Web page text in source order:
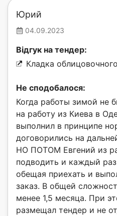
Юрий
04.09.2023
Відгук на тендер:
Кладка
Не сподобалося:
Когда работы зимой не
на работу из Киева в
выполнил в принципе
договорились на
НО ПОТОМ Евгений из
подводить и каждый
обещая приехать и
заказ. В общей
менее 1,5 месяца. При
размещал тендер и не